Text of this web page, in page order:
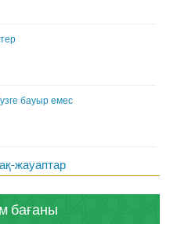
бауыр емес
жауаптар
бағаны